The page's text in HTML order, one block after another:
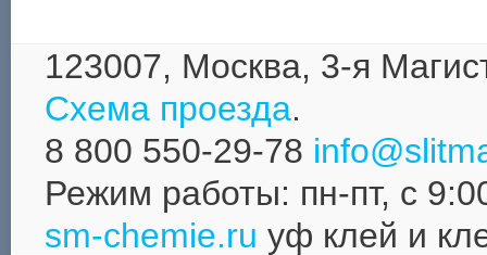
123007, Москва, 3-я
Схема проезда.
8 800 550-29-78
Режим работы: пн-пт, с
sm-chemie.ru уф клей и